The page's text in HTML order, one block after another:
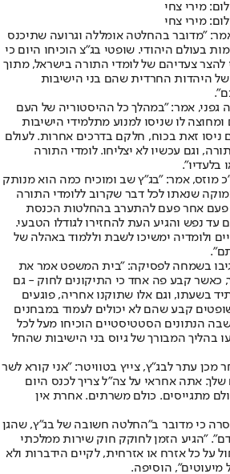
מירי צחי
מירי צחי
"מדובר בהחלטה אומללה וגרועה שתיכנס
בעולם היהודי. שופטי בג״צ הוכיחו היום כי
להצר צעדיהם של לומדי התורה בישראל, מתוך
היהדות החרדית שהם בני הישיבות
גפני, אמר: "במהלך כל ההיסטוריה של העם
לו שניסו למנוע מתלמידי הישיבות
זאת בכוח, חלקם בדרכים אחרות. לעולם
וגם עכשיו לא יצליחו. לומדי התורה
בלעדיו".
מוזס, אמר: "בג"ץ שב ומוכיח כמה הוא מנותק
שנאתו לכל דבר שקרוב ללומדי התורה
פעם אחר פעם להתערב בהחלטות הכנסת
עד נפש והגיע העת להחזירו לגודלו הטבעי.
ולומדיה ימשיכו לשבת וללמוד באהלה של
בשמחה לפסיקה: "בית המשפט אמר את
כאשר קבע פה אחד כי התיקונים לחוק - גם
בשעתו, וגם אלו שתוקנו אחריה, פוגעים
וברוב מוחץ של 8 שופטים קבע שהם לא יכולים לעמוד במבחנים
הנתונים הסטטיסטיים הוכיחו מעל לכל
בהליך המבורך של גיוס בני הישיבות שהחל
מכן עתר לבג"ץ, צייץ בטוויטר: "אני קורא לשר
שלך. אתה אחראי על צה"ל צריך לכנס היום
מתגייסים. כולם משרתים. אחרת אין
כי מדובר ב"החלטה חשובה של בג"ץ, שהגן
"הגיע הזמן לחוקק חוק שירות ממלכתי
על כל אזרח או אזרחית, לקיים הידברות ולא
מיעוטים", הוסיפה.